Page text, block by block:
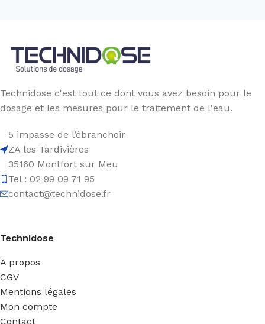
Technidose c'est tout ce dont vous avez besoin pour le
dosage et les mesures pour le traitement de l'eau.
5 impasse de l’ébranchoir
ZA les Tardivières
35160 Montfort sur Meu
Tel : 02 99 09 71 95
contact@technidose.fr
Technidose
A propos
CGV
Mentions légales
Mon compte
Contact